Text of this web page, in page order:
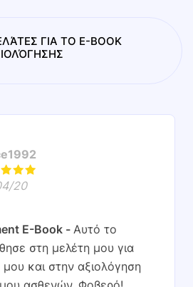
ΓΙΑ ΤΟ E-BOOK
20
E-Book
Αυτό το
στη μελέτη μου για
μου και στην αξιολόγηση